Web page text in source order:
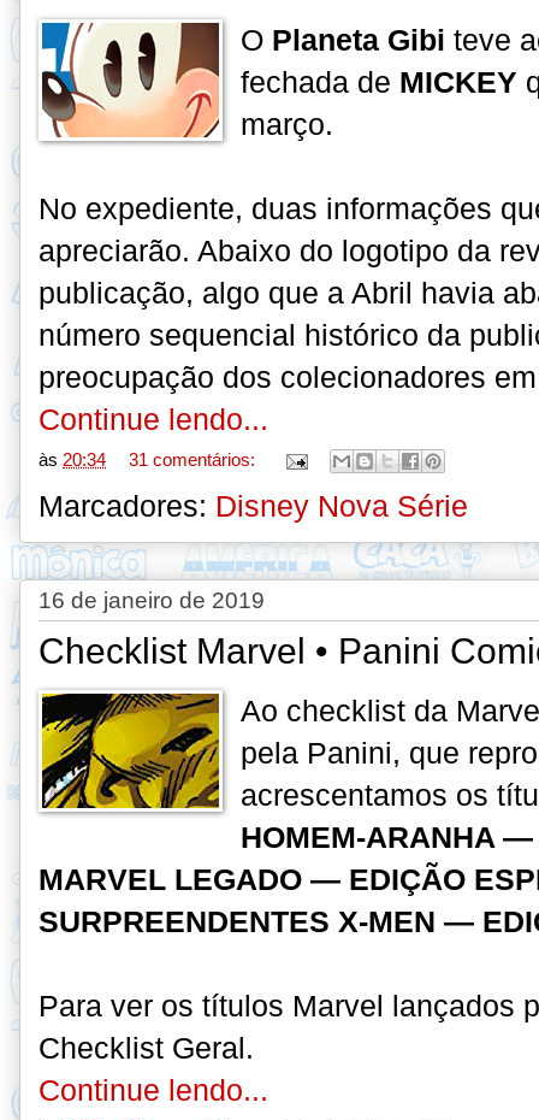
O Planeta Gibi teve
fechada de MICKEY
março.
No expediente, duas informações
apreciarão. Abaixo do logotipo da
publicação, algo que a Abril havia
número sequencial histórico da
preocupação dos colecionadores
Continue lendo...
às 20:34 31 comentários:
Marcadores: Disney Nova Série
16 de janeiro de 2019
Checklist Marvel • Panini
Ao checklist da
pela Panini, que
acrescentamos os
HOMEM-ARANHA —
MARVEL LEGADO — EDIÇÃO
SURPREENDENTES X-MEN —
Para ver os títulos Marvel lançados
Checklist Geral.
Continue lendo...